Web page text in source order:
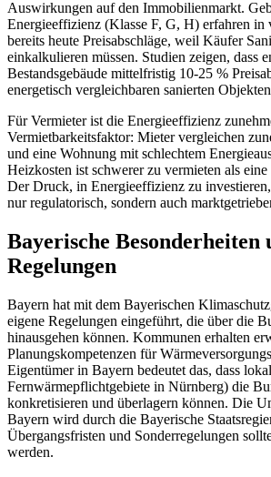
Auswirkungen auf den Immobilienmarkt.
Energieeffizienz (Klasse F, G, H) erfahren in
bereits heute Preisabschläge, weil Käufer
einkalkulieren müssen. Studien zeigen, dass
Bestandsgebäude mittelfristig 10-25 %
energetisch vergleichbaren sanierten
Für Vermieter ist die Energieeffizienz
Vermietbarkeitsfaktor: Mieter vergleichen
und eine Wohnung mit schlechtem
Heizkosten ist schwerer zu vermieten als eine
Der Druck, in Energieeffizienz zu
nur regulatorisch, sondern auch
Bayerische Besonderheiten
Regelungen
Bayern hat mit dem Bayerischen
eigene Regelungen eingeführt, die über die
hinausgehen können. Kommunen erhalten
Planungskompetenzen für
Eigentümer in Bayern bedeutet das, dass
Fernwärmepflichtgebiete in Nürnberg) die
konkretisieren und überlagern können. Die
Bayern wird durch die Bayerische
Übergangsfristen und Sonderregelungen
werden.